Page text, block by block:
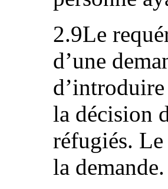
2.9Le
d’une
la décision
réfugiés.
la demande.